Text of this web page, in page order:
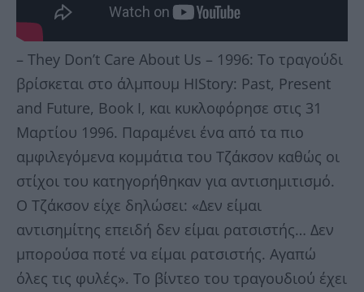
– Τhey Don’t Care About Us – 1996: Το τραγούδι
βρίσκεται στο άλμπουμ HIStory: Past, Present
and Future, Book I, και κυκλοφόρησε στις 31
Μαρτίου 1996. Παραμένει ένα από τα πιο
αμφιλεγόμενα κομμάτια του Τζάκσον καθώς οι
στίχοι του κατηγορήθηκαν για αντισημιτισμό.
Ο Τζάκσον είχε δηλώσει: «Δεν είμαι
αντισημίτης επειδή δεν είμαι ρατσιστής… Δεν
μπορούσα ποτέ να είμαι ρατσιστής. Αγαπώ
όλες τις φυλές». To βίντεο του τραγουδιού έχει